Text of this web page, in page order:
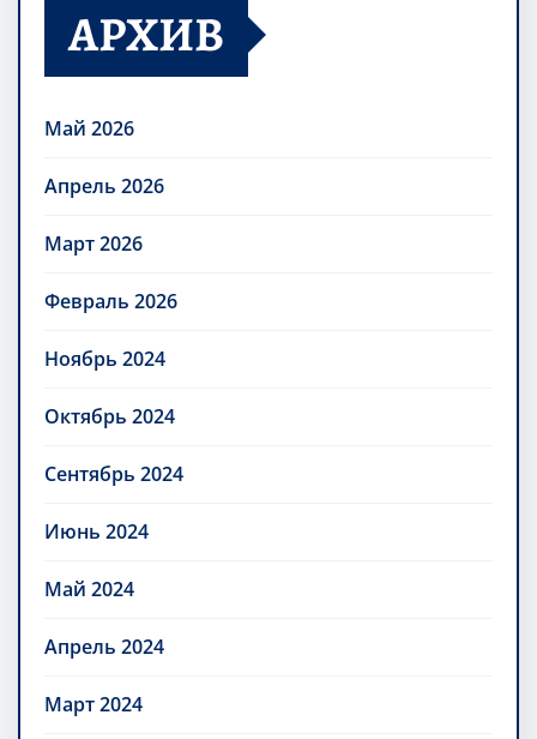
АРХИВ
Май 2026
Апрель 2026
Март 2026
Февраль 2026
Ноябрь 2024
Октябрь 2024
Сентябрь 2024
Июнь 2024
Май 2024
Апрель 2024
Март 2024